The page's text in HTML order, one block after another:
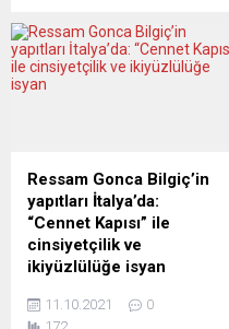
Omicron varyantının Alman
ekonomisini bankanın
beklentilerinden daha fazla
enflasyon yüzde 5,2 ile son
30 yılın rekorunu kırdı
Bundesbank’ın ekonomiye
yönelik aralık ayı raporu
yayımlandı. Raporda,
Omicron varyantı veya diğer
Covid-19 varyantlarının
ekonomik faaliyetlerde
Ressam Gonca Bilgiç’in
yapıtları İtalya’da:
“Cennet Kapısı” ile
cinsiyetçilik ve
ikiyüzlülüğe isyan
sürdüren ressam Gonca
11.10.2021
0